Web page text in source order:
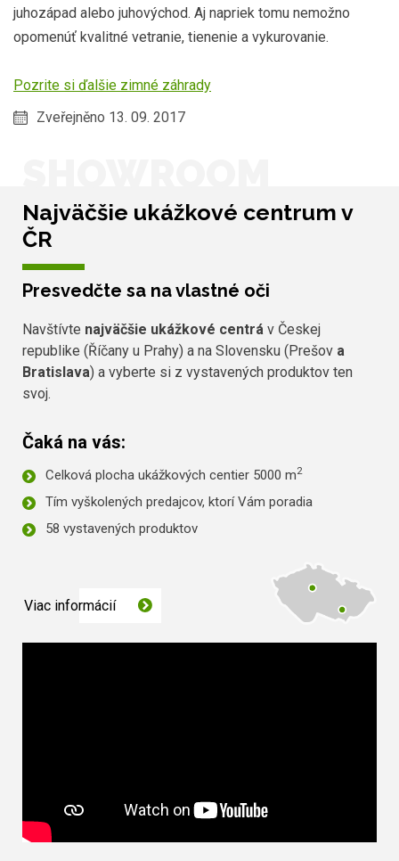
juhozápad alebo juhovýchod. Aj napriek tomu nemožno
opomenúť kvalitné vetranie, tienenie a vykurovanie.
Pozrite si ďalšie zimné záhrady
Zveřejněno 13. 09. 2017
Najväčšie ukážkové centrum v
ČR
Presvedčte sa na vlastné oči
Navštívte najväčšie ukážkové centrá v Českej
republike (Říčany u Prahy) a na Slovensku (Prešov a
Bratislava) a vyberte si z vystavených produktov ten
svoj.
Čaká na vás:
Celková plocha ukážkových centier 5000 m2
Tím vyškolených predajcov, ktorí Vám poradia
58 vystavených produktov
Viac informácií